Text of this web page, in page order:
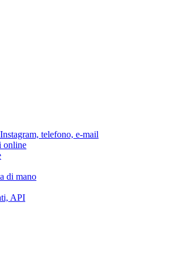
telefono, e-mail
online
di mano
API